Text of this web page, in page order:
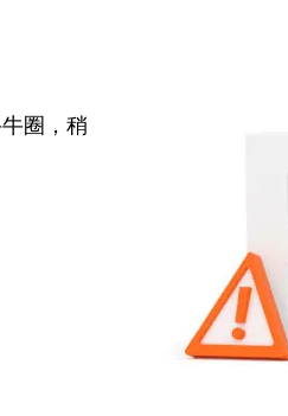
圈，稍